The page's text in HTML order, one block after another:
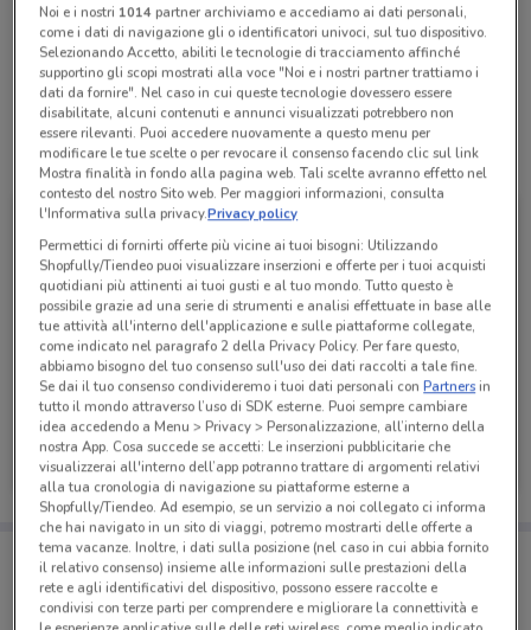
Lunedì n.d.
Martedì n.d.
Mercoledì n.d.
Giovedì n.d.
Venerdì n.d.
Sabato n.d.
Domenica n.d.
Tutte le promozioni di questo negozio
Freddy
Scade il 22/09 463 m
Porta DoveConviene sempre con te!
Puoi trovare le migliori offerte dei negozi vicino a te,
salvarle e creare la tua lista del risparmio, comodamente
dal tuo cellulare.
Noi e i nostri 1014partner archiviamo e accediamo ai dati personali,
come i dati di navigazione gli o identificatori univoci, sul tuo dispositivo.
Selezionando Accetto, abiliti le tecnologie di tracciamento affinché
supportino gli scopi mostrati alla voce "Noi e i nostri partner trattiamo i
dati da fornire". Nel caso in cui queste tecnologie dovessero essere
disabilitate, alcuni contenuti e annunci visualizzati potrebbero non
essere rilevanti. Puoi accedere nuovamente a questo menu per
modificare le tue scelte o per revocare il consenso facendo clic sul link
Mostra finalità in fondo alla pagina web. Tali scelte avranno effetto nel
contesto del nostro Sito web. Per maggiori informazioni, consulta
l'Informativa sulla privacy.Privacy policy
Permettici di fornirti offerte più vicine ai tuoi bisogni: Utilizzando
Shopfully/Tiendeo puoi visualizzare inserzioni e offerte per i tuoi acquisti
quotidiani più attinenti ai tuoi gusti e al tuo mondo. Tutto questo è
possibile grazie ad una serie di strumenti e analisi effettuate in base alle
tue attività all'interno dell'applicazione e sulle piattaforme collegate,
come indicato nel paragrafo 2 della Privacy Policy. Per fare questo,
abbiamo bisogno del tuo consenso sull'uso dei dati raccolti a tale fine.
Se dai il tuo consenso condivideremo i tuoi dati personali conPartnersin
tutto il mondo attraverso l’uso di SDK esterne. Puoi sempre cambiare
idea accedendo a Menu > Privacy > Personalizzazione, all’interno della
nostra App. Cosa succede se accetti: Le inserzioni pubblicitarie che
visualizzerai all'interno dell’app potranno trattare di argomenti relativi
alla tua cronologia di navigazione su piattaforme esterne a
Shopfully/Tiendeo. Ad esempio, se un servizio a noi collegato ci informa
che hai navigato in un sito di viaggi, potremo mostrarti delle offerte a
tema vacanze. Inoltre, i dati sulla posizione (nel caso in cui abbia fornito
il relativo consenso) insieme alle informazioni sulle prestazioni della
rete e agli identificativi del dispositivo, possono essere raccolte e
condivisi con terze parti per comprendere e migliorare la connettività e